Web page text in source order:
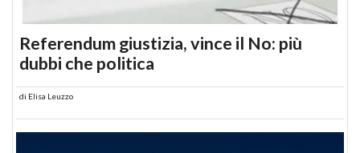
Referendum giustizia, vince il No: più
dubbi che politica
di Elisa Leuzzo